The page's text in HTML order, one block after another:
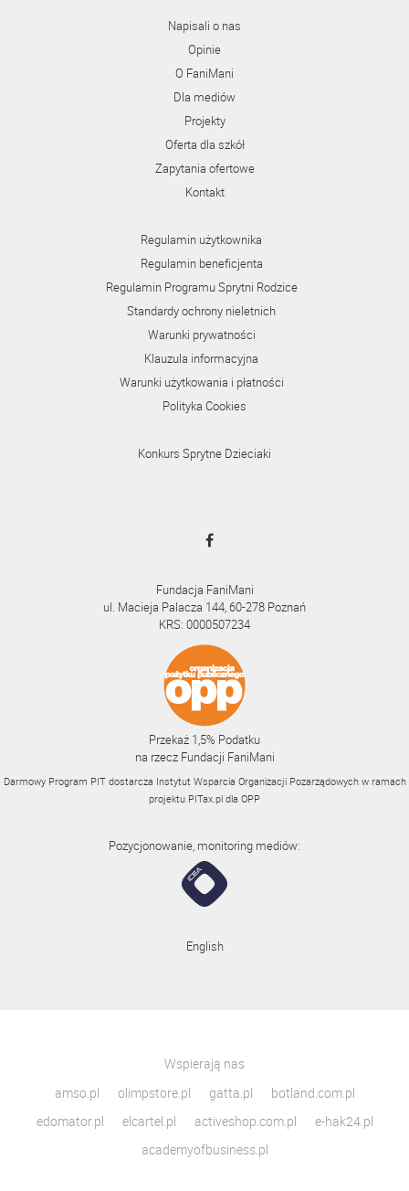
Napisali o nas
Opinie
O FaniMani
Dla mediów
Projekty
Oferta dla szkół
Zapytania ofertowe
Kontakt
Regulamin użytkownika
Regulamin beneficjenta
Regulamin Programu Sprytni Rodzice
Standardy ochrony nieletnich
Warunki prywatności
Klauzula informacyjna
Warunki użytkowania i płatności
Polityka Cookies
Konkurs Sprytne Dzieciaki
Fundacja FaniMani
ul. Macieja Palacza 144, 60-278 Poznań
KRS: 0000507234
Przekaż 1,5% Podatku
na rzecz Fundacji FaniMani
Darmowy Program PIT dostarcza Instytut Wsparcia Organizacji Pozarządowych w ramach
projektu PITax.pl dla OPP
Pozycjonowanie, monitoring mediów:
English
Wspierają nas
amso.pl
olimpstore.pl gatta.pl
botland.com.pl
edomator.pl
elcartel.pl activeshop.com.pl
e-hak24.pl
academyofbusiness.pl